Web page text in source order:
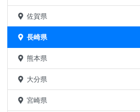
佐賀県
長崎県
熊本県
大分県
宮崎県